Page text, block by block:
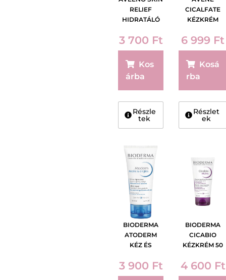
RELIEF
HIDRATÁLÓ
ILLATMENTES
75 ML
3 700 Ft
Kos
árba
Részle
tek
CICALFATE
KÉZKRÉM
6 999 Ft
Kosá
rba
Részlet
ek
BIODERMA
ATODERM
KÉZ ÉS
Ó KRÉM 50 ml
3 900 Ft
BIODERMA
CICABIO
KÉZKRÉM 50
4 600 Ft